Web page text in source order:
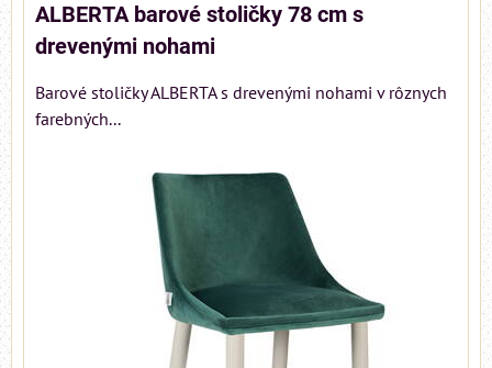
ALBERTA barové stoličky 78 cm s
drevenými nohami
Barové stoličky ALBERTA s drevenými nohami v rôznych
farebných...